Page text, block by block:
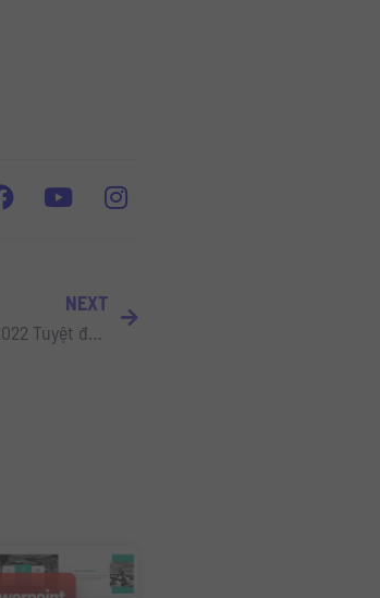
NEXT
Download Slide Powerpoint Tết Nhâm Dần 2022 Tuyệt đẹp – Lunar New Year Slide Powerpoint Template